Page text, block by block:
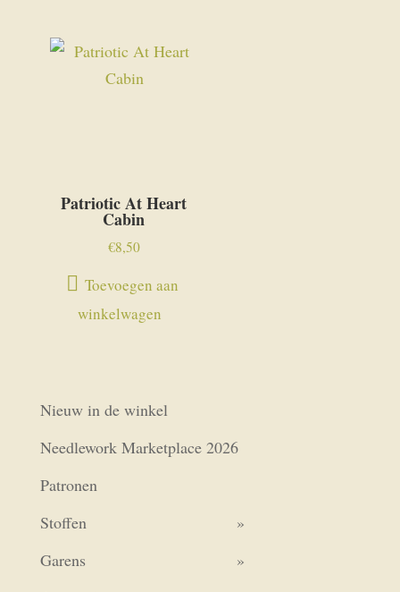
Patriotic At Heart
Cabin
€8,50
Toevoegen aan
winkelwagen
Nieuw in de winkel
Needlework Marketplace 2026
Patronen
Stoffen
Garens